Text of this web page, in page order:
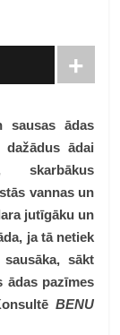
sausas ādas
ādai
skarbākus
vannas un
jutīgāku un
ja tā netiek
sākt
ādas pazīmes
BENU